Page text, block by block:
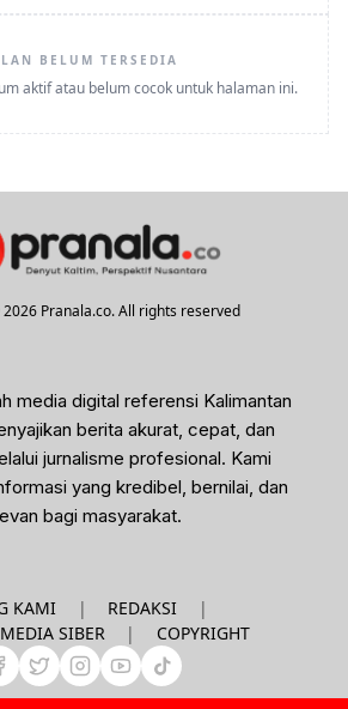
BELUM TERSEDIA
aktif atau belum cocok untuk halaman ini.
Pranala.co. All rights reserved
media digital referensi Kalimantan
berita akurat, cepat, dan
jurnalisme profesional. Kami
yang kredibel, bernilai, dan
bagi masyarakat.
KAMI | REDAKSI
|
SIBER
| COPYRIGHT